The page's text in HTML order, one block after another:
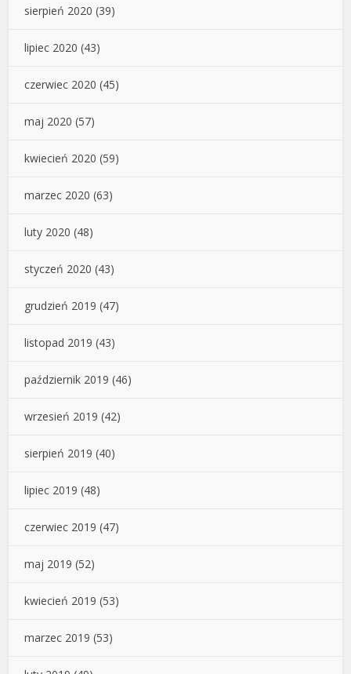
sierpień 2020 (39)
lipiec 2020 (43)
czerwiec 2020 (45)
maj 2020 (57)
kwiecień 2020 (59)
marzec 2020 (63)
luty 2020 (48)
styczeń 2020 (43)
grudzień 2019 (47)
listopad 2019 (43)
październik 2019 (46)
wrzesień 2019 (42)
sierpień 2019 (40)
lipiec 2019 (48)
czerwiec 2019 (47)
maj 2019 (52)
kwiecień 2019 (53)
marzec 2019 (53)